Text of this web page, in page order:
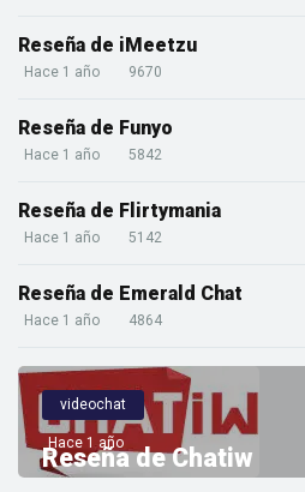
Reseña de iMeetzu
Hace 1 año 9670
Reseña de Funyo
Hace 1 año 5842
Reseña de Flirtymania
Hace 1 año 5142
Reseña de Emerald Chat
Hace 1 año 4864
videochat
Reseña de Chatiw
Hace 1 año